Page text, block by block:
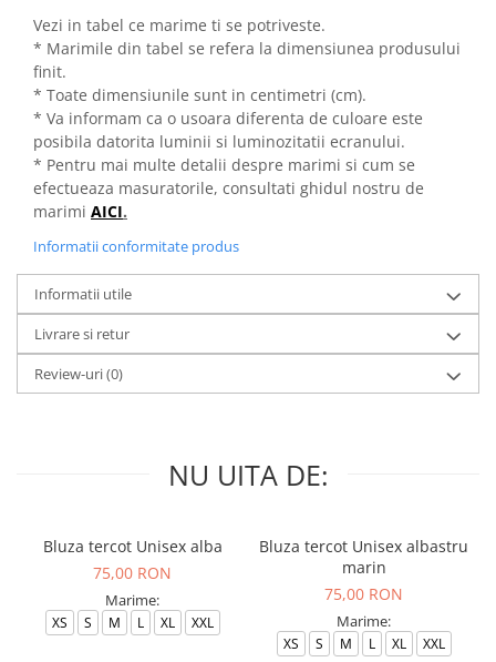
Vezi in tabel ce marime ti se potriveste.
* Marimile din tabel se refera la dimensiunea produsului
finit.
* Toate dimensiunile sunt in centimetri (cm).
* Va informam ca o usoara diferenta de culoare este
posibila datorita luminii si luminozitatii ecranului.
* Pentru mai multe detalii despre marimi si cum se
efectueaza masuratorile, consultati ghidul nostru de
marimi AICI.
Informatii conformitate produs
Informatii utile
Livrare si retur
Review-uri(0)
NU UITA DE:
Bluza tercot Unisex alba
75,00 RON
Marime:
XS S M L XL XXL
Bluza tercot Unisex albastru
marin
75,00 RON
Marime:
XS S M L XL XXL